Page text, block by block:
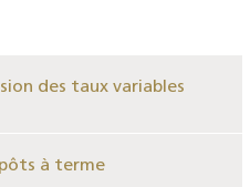
des taux variables
à terme